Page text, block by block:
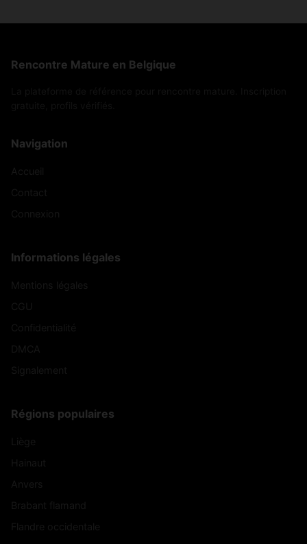
Rencontre Mature en Belgique
Navigation
Informations légales
Régions populaires